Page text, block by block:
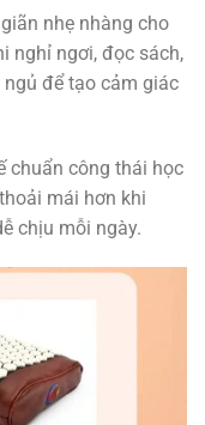
nhẹ nhàng cho
nghỉ ngơi, đọc sách,
để tạo cảm giác
chuẩn công thái học
mái hơn khi
chịu mỗi ngày.